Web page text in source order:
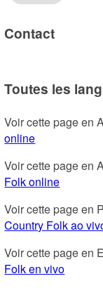
Contact
Toutes les
Voir cette page en
online
Voir cette page en
Folk online
Voir cette page en
Country Folk ao
Voir cette page en
Folk en vivo